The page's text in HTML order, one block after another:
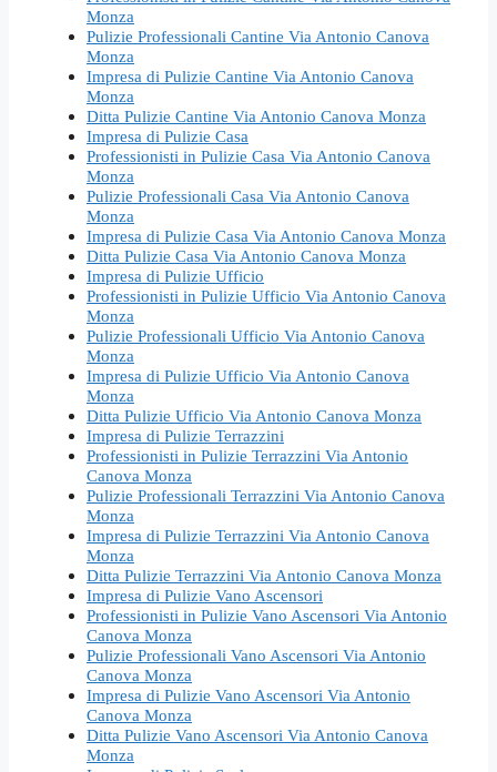
Monza
Pulizie Professionali Cantine Via Antonio Canova
Monza
Impresa di Pulizie Cantine Via Antonio Canova
Monza
Ditta Pulizie Cantine Via Antonio Canova Monza
Impresa di Pulizie Casa
Professionisti in Pulizie Casa Via Antonio Canova
Monza
Pulizie Professionali Casa Via Antonio Canova
Monza
Impresa di Pulizie Casa Via Antonio Canova Monza
Ditta Pulizie Casa Via Antonio Canova Monza
Impresa di Pulizie Ufficio
Professionisti in Pulizie Ufficio Via Antonio Canova
Monza
Pulizie Professionali Ufficio Via Antonio Canova
Monza
Impresa di Pulizie Ufficio Via Antonio Canova
Monza
Ditta Pulizie Ufficio Via Antonio Canova Monza
Impresa di Pulizie Terrazzini
Professionisti in Pulizie Terrazzini Via Antonio
Canova Monza
Pulizie Professionali Terrazzini Via Antonio Canova
Monza
Impresa di Pulizie Terrazzini Via Antonio Canova
Monza
Ditta Pulizie Terrazzini Via Antonio Canova Monza
Impresa di Pulizie Vano Ascensori
Professionisti in Pulizie Vano Ascensori Via Antonio
Canova Monza
Pulizie Professionali Vano Ascensori Via Antonio
Canova Monza
Impresa di Pulizie Vano Ascensori Via Antonio
Canova Monza
Ditta Pulizie Vano Ascensori Via Antonio Canova
Monza